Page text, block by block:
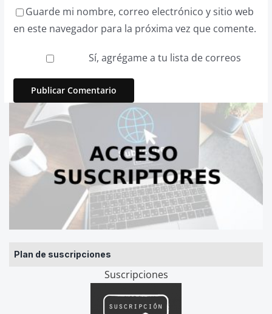
Plan de suscripciones
Suscripciones
Guarde mi nombre, correo electrónico y sitio web
en este navegador para la próxima vez que comente.
Sí, agrégame a tu lista de correos